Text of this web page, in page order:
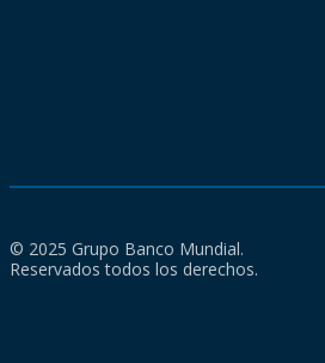
© 2025 Grupo Banco Mundial.
Reservados todos los derechos.